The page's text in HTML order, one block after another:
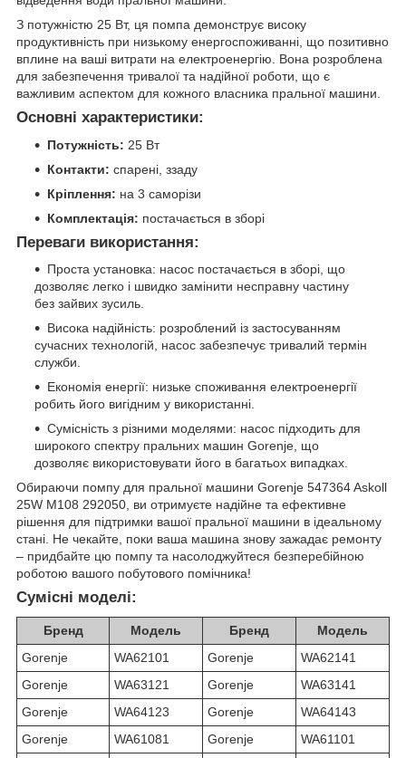
З потужністю 25 Вт, ця помпа демонструє високу
продуктивність при низькому енергоспоживанні, що позитивно
вплине на ваші витрати на електроенергію. Вона розроблена
для забезпечення тривалої та надійної роботи, що є
важливим аспектом для кожного власника пральної машини.
Основні характеристики:
Потужність: 25 Вт
Контакти: спарені, ззаду
Кріплення: на 3 саморізи
Комплектація: постачається в зборі
Переваги використання:
Проста установка: насос постачається в зборі, що
дозволяє легко і швидко замінити несправну частину
без зайвих зусиль.
Висока надійність: розроблений із застосуванням
сучасних технологій, насос забезпечує тривалий термін
служби.
Економія енергії: низьке споживання електроенергії
робить його вигідним у використанні.
Сумісність з різними моделями: насос підходить для
широкого спектру пральних машин Gorenje, що
дозволяє використовувати його в багатьох випадках.
Обираючи помпу для пральної машини Gorenje 547364 Askoll
25W M108 292050, ви отримуєте надійне та ефективне
рішення для підтримки вашої пральної машини в ідеальному
стані. Не чекайте, поки ваша машина знову зажадає ремонту
– придбайте цю помпу та насолоджуйтеся безперебійною
роботою вашого побутового помічника!
Сумісні моделі:
Бренд Модель Бренд
Модель
Gorenje
WA62101 Gorenje
WA62141
Gorenje
WA63121 Gorenje
WA63141
Gorenje
WA64123 Gorenje
WA64143
Gorenje
WA61081 Gorenje
WA61101